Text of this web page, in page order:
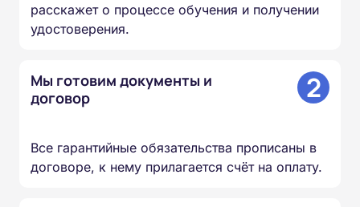
расскажет о процессе обучения и получении
удостоверения.
Мы готовим документы и
договор
2
Все гарантийные обязательства прописаны в
договоре, к нему прилагается счёт на оплату.